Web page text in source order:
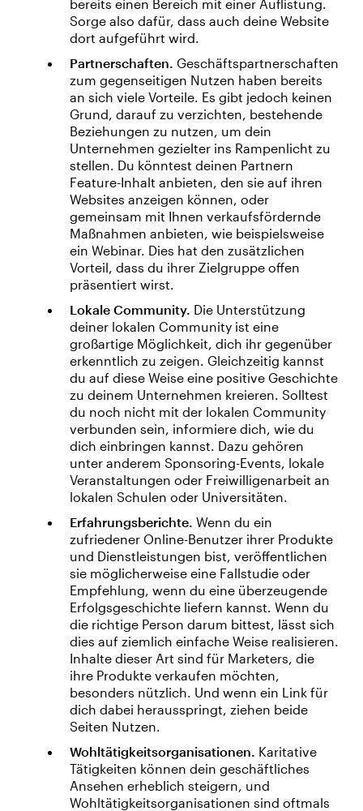
bereits einen Bereich mit einer Auflistung.
Sorge also dafür, dass auch deine Website
dort aufgeführt wird.
Partnerschaften. Geschäftspartnerschaften
zum gegenseitigen Nutzen haben bereits
an sich viele Vorteile. Es gibt jedoch keinen
Grund, darauf zu verzichten, bestehende
Beziehungen zu nutzen, um dein
Unternehmen gezielter ins Rampenlicht zu
stellen. Du könntest deinen Partnern
Feature-Inhalt anbieten, den sie auf ihren
Websites anzeigen können, oder
gemeinsam mit Ihnen verkaufsfördernde
Maßnahmen anbieten, wie beispielsweise
ein Webinar. Dies hat den zusätzlichen
Vorteil, dass du ihrer Zielgruppe offen
präsentiert wirst.
Lokale Community. Die Unterstützung
deiner lokalen Community ist eine
großartige Möglichkeit, dich ihr gegenüber
erkenntlich zu zeigen. Gleichzeitig kannst
du auf diese Weise eine positive Geschichte
zu deinem Unternehmen kreieren. Solltest
du noch nicht mit der lokalen Community
verbunden sein, informiere dich, wie du
dich einbringen kannst. Dazu gehören
unter anderem Sponsoring-Events, lokale
Veranstaltungen oder Freiwilligenarbeit an
lokalen Schulen oder Universitäten.
Erfahrungsberichte. Wenn du ein
zufriedener Online-Benutzer ihrer Produkte
und Dienstleistungen bist, veröffentlichen
sie möglicherweise eine Fallstudie oder
Empfehlung, wenn du eine überzeugende
Erfolgsgeschichte liefern kannst. Wenn du
die richtige Person darum bittest, lässt sich
dies auf ziemlich einfache Weise realisieren.
Inhalte dieser Art sind für Marketers, die
ihre Produkte verkaufen möchten,
besonders nützlich. Und wenn ein Link für
dich dabei herausspringt, ziehen beide
Seiten Nutzen.
Wohltätigkeitsorganisationen. Karitative
Tätigkeiten können dein geschäftliches
Ansehen erheblich steigern, und
Wohltätigkeitsorganisationen sind oftmals